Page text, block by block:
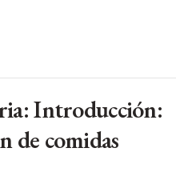
Introducción:
de comidas